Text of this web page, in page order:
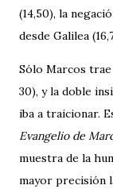
(14,50), la
desde Galilea
Sólo Marcos
30), y la doble
iba a traicionar.
Evangelio de
muestra de la
mayor precisión